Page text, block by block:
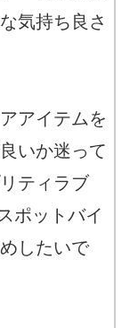
気持ち良さ
アイテムを
いか迷って
ティラブ
ポットバイ
したいで